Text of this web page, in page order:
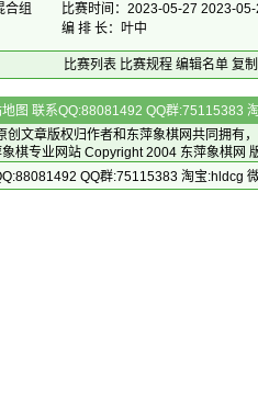
合组
比赛时间：2023-05-27 2023-
编 排 长：叶中
比赛列表 比赛规程 编辑名单 复
图 联系QQ:88081492 QQ群:75115383
创文章版权归作者和 东萍象棋网共同拥有
象棋专业网站 Copyright 2004 东萍象棋网
QQ群:75115383 淘宝:hldcg